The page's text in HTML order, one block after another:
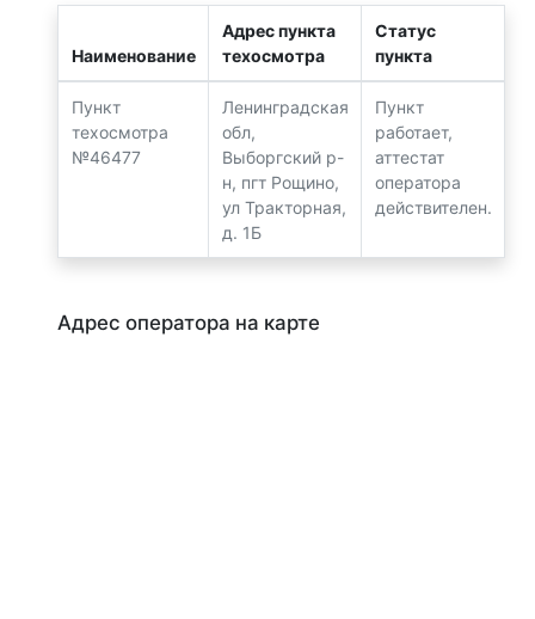
Наименование
Адрес пункта
техосмотра
Статус
пункта
Пункт
техосмотра
№46477
Ленинградская
обл,
Выборгский р-
н, пгт Рощино,
ул Тракторная,
д. 1Б
Пункт
работает,
аттестат
оператора
действителен.
Адрес оператора на карте